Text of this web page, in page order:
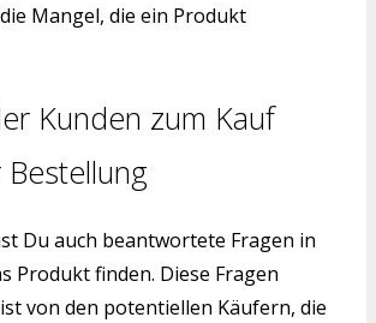
Mangel, die ein Produkt
Kunden zum Kauf
Du auch beantwortete Fragen in
Produkt finden. Diese Fragen
von den potentiellen Käufern, die